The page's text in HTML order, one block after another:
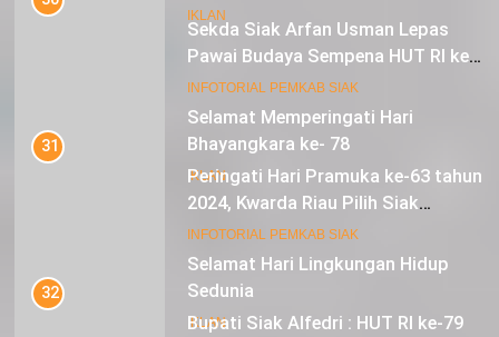
IKLAN
Selamat Memperingati Hari
Bhayangkara ke- 78
IKLAN
Selamat Hari Lingkungan Hidup
Sedunia
IKLAN
Sekda Siak Arfan Usman Lepas
Pawai Budaya Sempena HUT RI ke-
79
INFOTORIAL PEMKAB SIAK
31
Peringati Hari Pramuka ke-63 tahun
2024, Kwarda Riau Pilih Siak
Sebagai Tuan Rumah
INFOTORIAL PEMKAB SIAK
32
Bupati Siak Alfedri : HUT RI ke-79